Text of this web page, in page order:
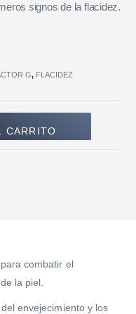
signos de la flacidez.
G, FLACIDEZ
CARRITO
combatir el
la piel.
envejecimiento y los